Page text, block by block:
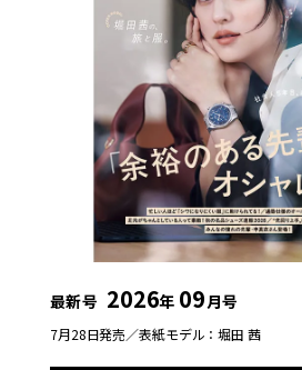
最新号 2026年 09月号
7月28日発売／表紙モデル：堀田 茜